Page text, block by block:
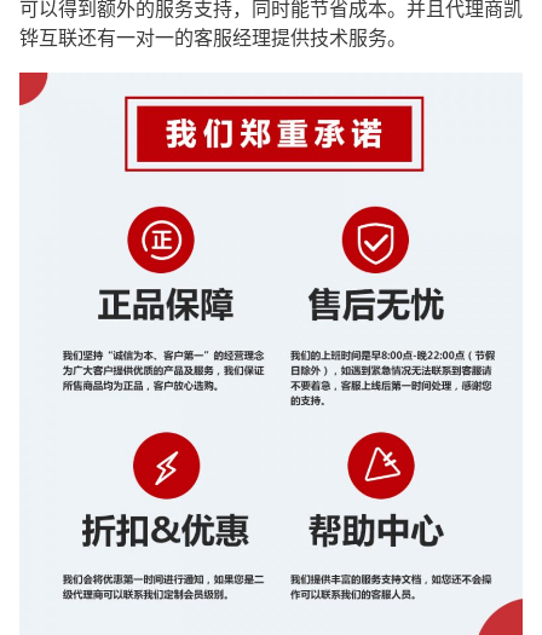
可以得到额外的服务支持，同时能节省成本。并且代理商凯
铧互联还有一对一的客服经理提供技术服务。